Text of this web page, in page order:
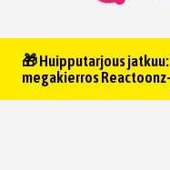
🎁 Huipputarjous
megakierros